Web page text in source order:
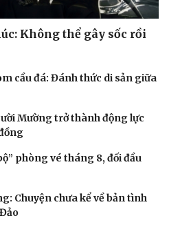
Không thể gây sốc rồi
cầu đá: Đánh thức di sản giữa
Mường trở thành động lực
phòng vé tháng 8, đối đầu
Chuyện chưa kể về bản tình